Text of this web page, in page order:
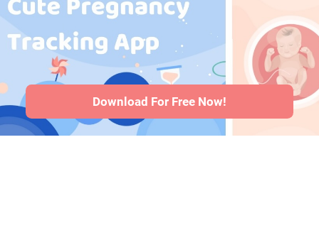
Schwangerschaft·
Gesundheitsprobleme
bei Babys·Artikel ·
Redaktionelle
RichtlinieDownload For Free Now!